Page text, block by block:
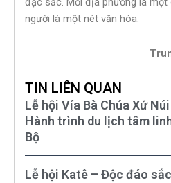
người là một nét văn hóa.
TIN LIÊN QUAN
Lễ hội Vía Bà Chúa Xứ
Hành trình du lịch tâm
Bộ
Lễ hội Katê – Độc đáo